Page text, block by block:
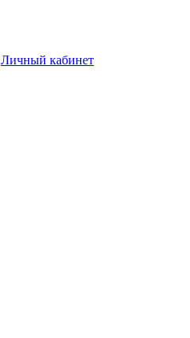
Личный кабинет